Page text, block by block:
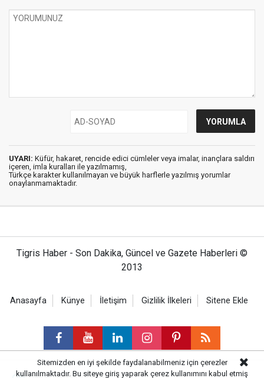
UYARI: Küfür, hakaret, rencide edici cümleler veya imalar, inançlara saldırı
içeren, imla kuralları ile yazılmamış,
Türkçe karakter kullanılmayan ve büyük harflerle yazılmış yorumlar
onaylanmamaktadır.
Tigris Haber - Son Dakika, Güncel ve Gazete Haberleri ©
2013
Anasayfa Künye İletişim Gizlilik İlkeleri Sitene Ekle
Sitemizden en iyi şekilde faydalanabilmeniz için çerezler
kullanılmaktadır. Bu siteye giriş yaparak çerez kullanımını kabul etmiş